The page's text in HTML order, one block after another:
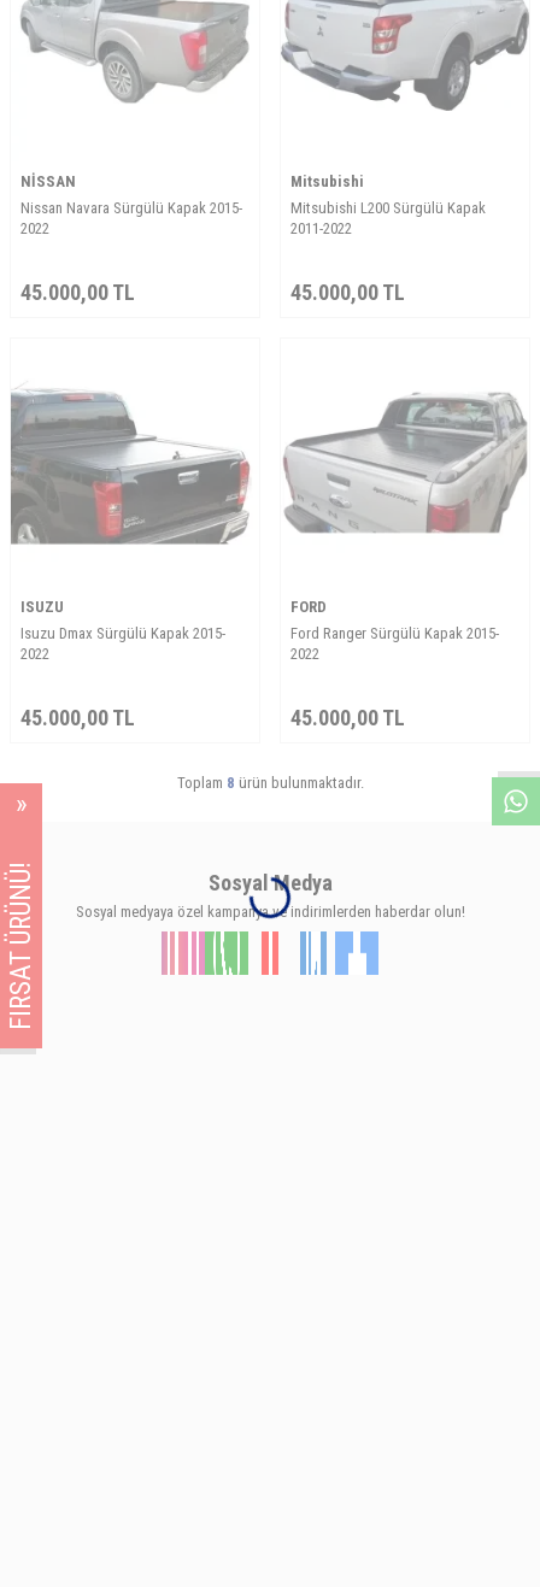
FIRSAT ÜRÜNÜ!
NİSSAN
Nissan Navara Sürgülü Kapak 2015-
2022
45.000,00TL
Mitsubishi
Mitsubishi L200 Sürgülü Kapak
2011-2022
45.000,00TL
ISUZU
Isuzu Dmax Sürgülü Kapak 2015-
2022
45.000,00TL
FORD
Ford Ranger Sürgülü Kapak 2015-
2022
45.000,00TL
Toplam 8 ürün bulunmaktadır.
Sosyal Medya
Sosyal medyaya özel kampanya ve indirimlerden haberdar olun!